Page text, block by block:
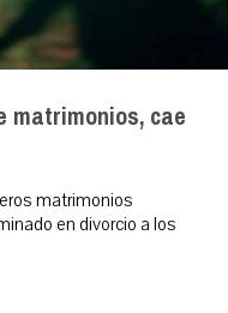
matrimonios, cae
matrimonios
en divorcio a los